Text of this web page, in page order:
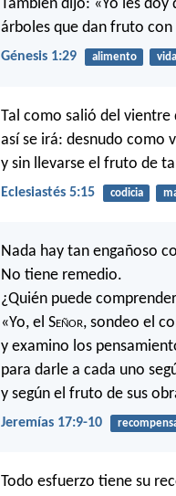
También dijo: «Yo les
árboles que dan fruto
Génesis 1:29 alimento vida
Tal como salió del vientre
así se irá: desnudo como
y sin llevarse el fruto de
Eclesiastés 5:15 codicia
Nada hay tan engañoso
No tiene remedio.
¿Quién puede
«Yo, el Señor, sondeo el
y examino los
para darle a cada uno
y según el fruto de sus
Jeremías 17:9-10
Todo esfuerzo tiene su